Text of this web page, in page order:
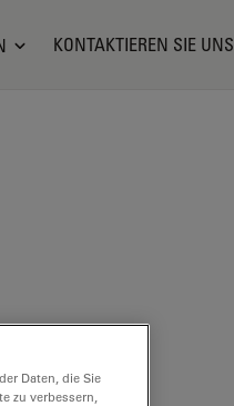
KONTAKTIEREN SIE UNS
Daten, die Sie
zu verbessern,